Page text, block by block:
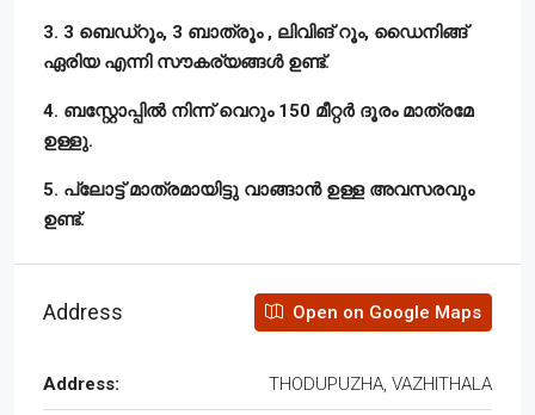
3. 3 ബെഡ്‌റൂം, 3 ബാത്രൂം , ലിവിങ് റൂം, ഡൈനിങ്ങ്
ഏരിയ എന്നി സൗകര്യങ്ങൾ ഉണ്ട്.
4. ബസ്റ്റോപ്പിൽ നിന്ന് വെറും 150 മീറ്റർ ദൂരം മാത്രമേ
ഉള്ളു.
5. പ്ലോട്ട് മാത്രമായിട്ടു വാങ്ങാൻ ഉള്ള അവസരവും
ഉണ്ട്.
Address Open on Google Maps
Address: THODUPUZHA, VAZHITHALA